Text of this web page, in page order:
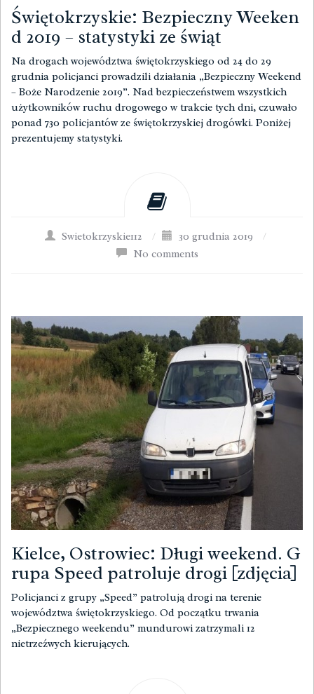
Świętokrzyskie: Bezpieczny Weeken
d 2019 – statystyki ze świąt
Na drogach województwa świętokrzyskiego od 24 do 29
grudnia policjanci prowadzili działania „Bezpieczny Weekend
– Boże Narodzenie 2019”. Nad bezpieczeństwem wszystkich
użytkowników ruchu drogowego w trakcie tych dni, czuwało
ponad 730 policjantów ze świętokrzyskiej drogówki. Poniżej
prezentujemy statystyki.
Swietokrzyskie112 / 30 grudnia 2019
/
No comments
Kielce, Ostrowiec: Długi weekend. G
rupa Speed patroluje drogi [zdjęcia]
Policjanci z grupy „Speed” patrolują drogi na terenie
województwa świętokrzyskiego. Od początku trwania
„Bezpiecznego weekendu” mundurowi zatrzymali 12
nietrzeźwych kierujących.